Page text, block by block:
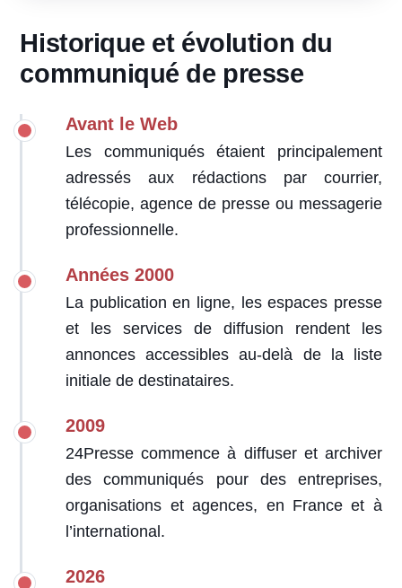
Historique et évolution du
communiqué de presse
Avant le Web
Les communiqués étaient principalement
adressés aux rédactions par courrier,
télécopie, agence de presse ou messagerie
professionnelle.
Années 2000
La publication en ligne, les espaces presse
et les services de diffusion rendent les
annonces accessibles au-delà de la liste
initiale de destinataires.
2009
24Presse commence à diffuser et archiver
des communiqués pour des entreprises,
organisations et agences, en France et à
l’international.
2026